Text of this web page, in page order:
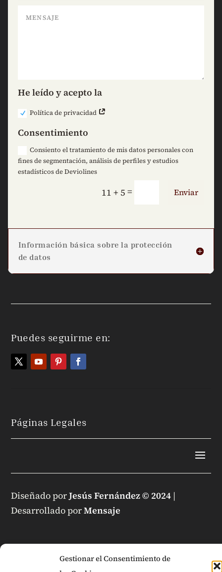
Gestionar el Consentimiento de
He leído y acepto la
Política de privacidad
Consentimiento
Consiento el tratamiento de mis datos personales con
fines de segmentación, análisis de perfiles y estudios
estadísticos de Deviolines
11 + 5 = Enviar
Información básica sobre la protección
de datos
Puedes seguirme en:
Páginas Legales
Diseñado porJesús Fernández © 2024 |
Desarrollado porMensaje